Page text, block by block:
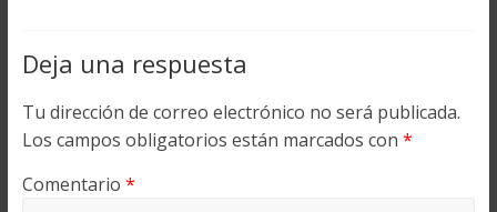
Deja una respuesta
Tu dirección de correo electrónico no será publicada.
Los campos obligatorios están marcados con *
Comentario *